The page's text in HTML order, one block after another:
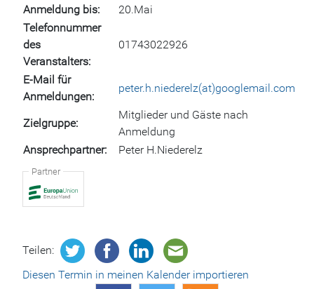
Anmeldung bis
20.Mai
Telefonnummer
des
Veranstalters
01743022926
E-Mail für
Anmeldungen
peter.h.niederelz(at)googlemail.com
Zielgruppe
Mitglieder und Gäste nach
Anmeldung
Ansprechpartner
Peter H.Niederelz
Partner
Teilen:
Diesen Termin in meinen Kalender importieren